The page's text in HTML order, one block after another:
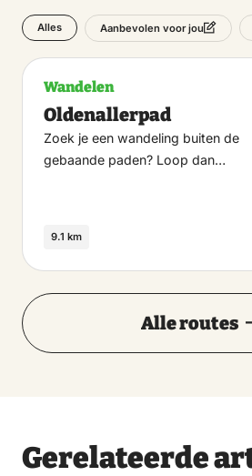
Alles Aanbevolen voor jou
Wandelen
Oldenallerpad
Zoek je een wandeling buiten de
gebaande paden? Loop dan…
9.1 km
Alle routes
Gerelateerde